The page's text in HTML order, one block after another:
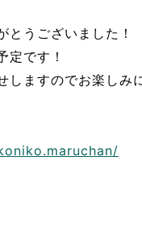
とうございました！
定です！
ますのでお楽しみ